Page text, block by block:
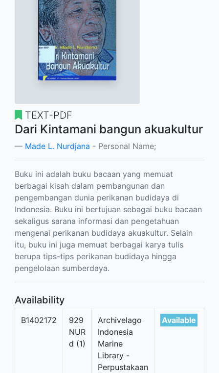
TEXT-PDF
Dari Kintamani bangun akuakultur
Made L. Nurdjana - Personal Name;
Buku ini adalah buku bacaan yang memuat
berbagai kisah dalam pembangunan dan
pengembangan dunia perikanan budidaya di
Indonesia. Buku ini bertujuan sebagai buku bacaan
sekaligus sarana informasi dan pengetahuan
mengenai perikanan budidaya akuakultur. Selain
itu, buku ini juga memuat berbagai karya tulis
berupa tips-tips perikanan budidaya hingga
pengelolaan sumberdaya.
Availability
B1402172
929
NUR
d (1)
Archivelago
Indonesia
Marine
Library -
Perpustakaan
Available